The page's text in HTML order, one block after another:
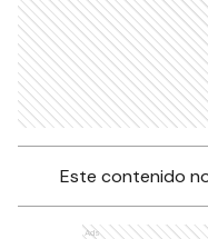
Este contenido
Ads